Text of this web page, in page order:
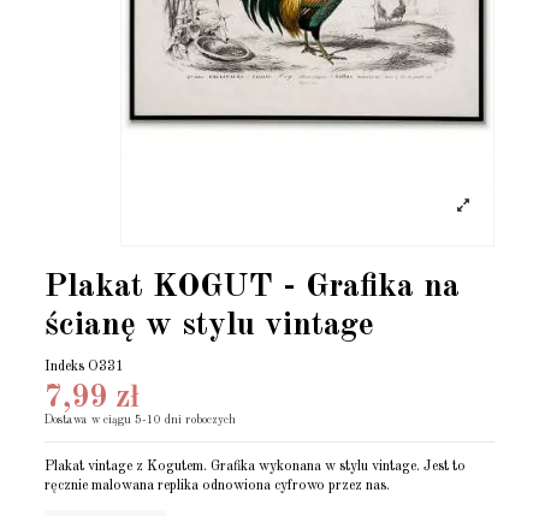
Plakat KOGUT - Grafika na
ścianę w stylu vintage
Indeks O331
7,99 zł
Dostawa w ciągu 5-10 dni roboczych
Plakat vintage z Kogutem. Grafika wykonana w stylu vintage. Jest to
ręcznie malowana replika odnowiona cyfrowo przez nas.